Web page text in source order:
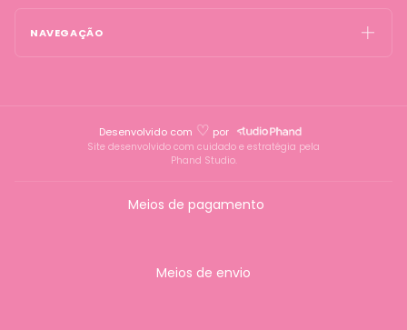
NAVEGAÇÃO
Desenvolvido com ♡ por
Site desenvolvido com cuidado e estratégia pela
Phand Studio.
Meios de pagamento